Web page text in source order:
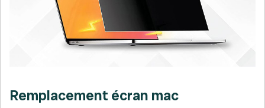
Remplacement écran mac